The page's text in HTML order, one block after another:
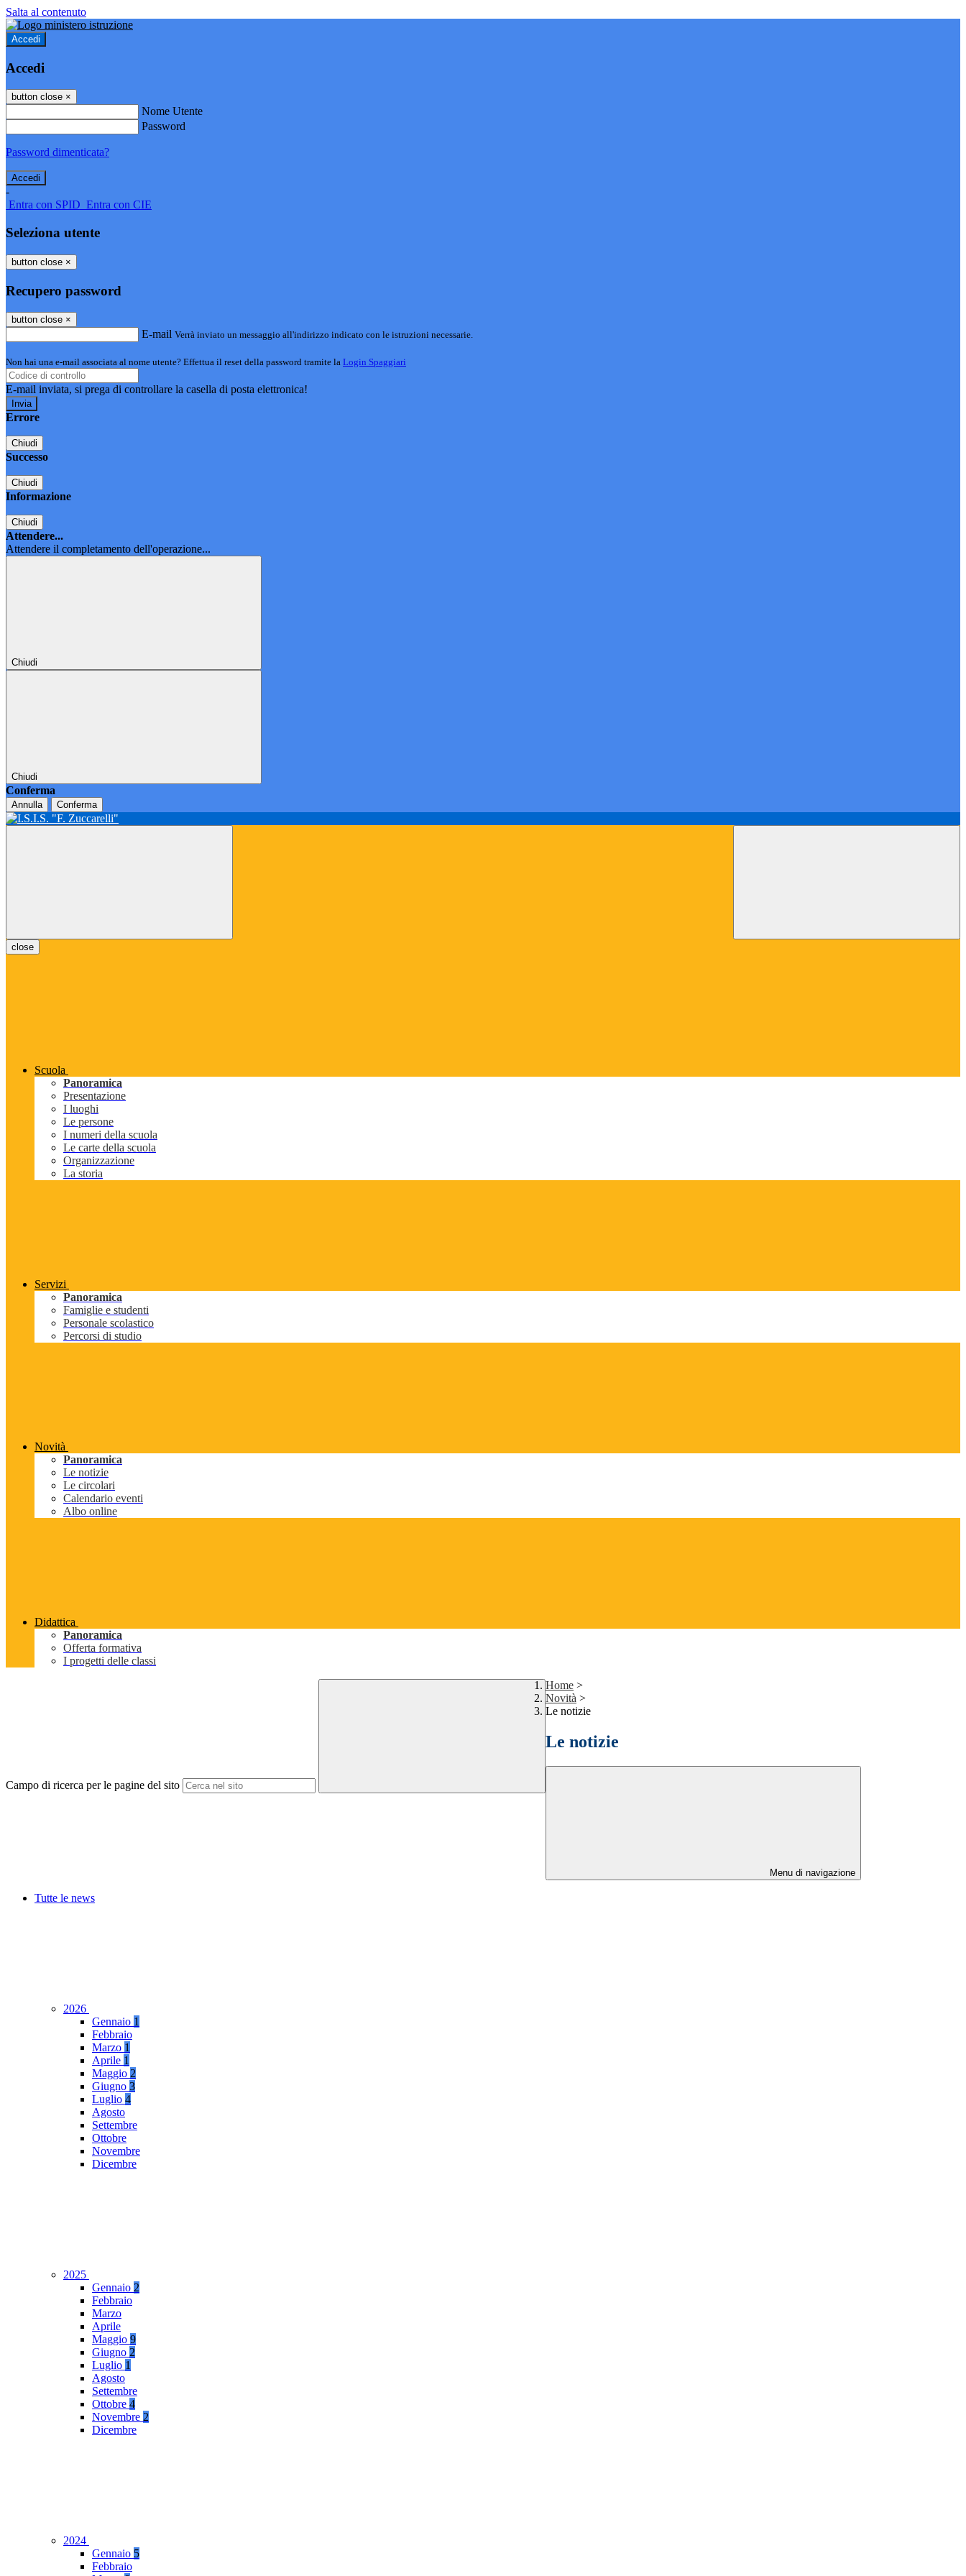
Salta al contenuto
Accedi
Accedi
button close ×
Nome Utente
Password
Password dimenticata?
-
Entra con SPID Entra con CIE
Seleziona utente
button close ×
Recupero password
button close ×
E-mail Verrà inviato un messaggio all'indirizzo indicato con le istruzioni necessarie.
Non hai una e-mail associata al nome utente? Effettua il reset della password tramite la Login Spaggiari
E-mail inviata, si prega di controllare la casella di posta elettronica!
Errore
Chiudi
Successo
Chiudi
Informazione
Chiudi
Attendere...
Attendere il completamento dell'operazione...
Chiudi
Chiudi
Conferma
Annulla Conferma
close
Scuola
Panoramica
Presentazione
I luoghi
Le persone
I numeri della scuola
Le carte della scuola
Organizzazione
La storia
Servizi
Panoramica
Famiglie e studenti
Personale scolastico
Percorsi di studio
Novità
Panoramica
Le notizie
Le circolari
Calendario eventi
Albo online
Didattica
Panoramica
Offerta formativa
I progetti delle classi
Campo di ricerca per le pagine del sito
Home >
Novità >
Le notizie
Le notizie
Menu di navigazione
Tutte le news
2026
Gennaio 1
Febbraio
Marzo 1
Aprile 1
Maggio 2
Giugno 3
Luglio 4
Agosto
Settembre
Ottobre
Novembre
Dicembre
2025
Gennaio 2
Febbraio
Marzo
Aprile
Maggio 9
Giugno 2
Luglio 1
Agosto
Settembre
Ottobre 4
Novembre 2
Dicembre
2024
Gennaio 5
Febbraio